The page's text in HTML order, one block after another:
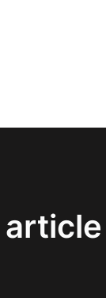
article